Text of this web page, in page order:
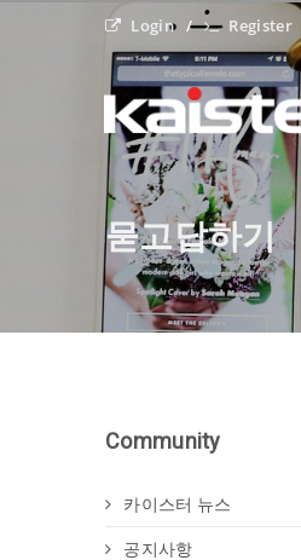
Login Register
묻고답하기
Community
카이스터 뉴스
공지사항